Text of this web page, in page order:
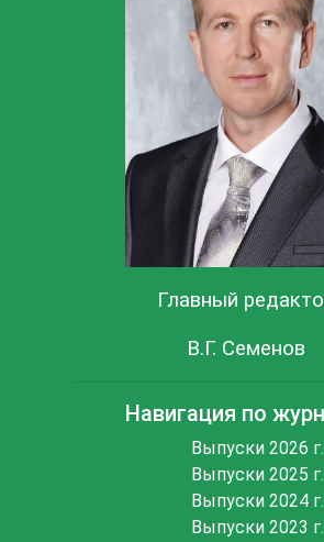
Главный
В.Г. Семенов
Навигация по
Выпуски 2026 г.
Выпуски 2025 г.
Выпуски 2024 г.
Выпуски 2023 г.